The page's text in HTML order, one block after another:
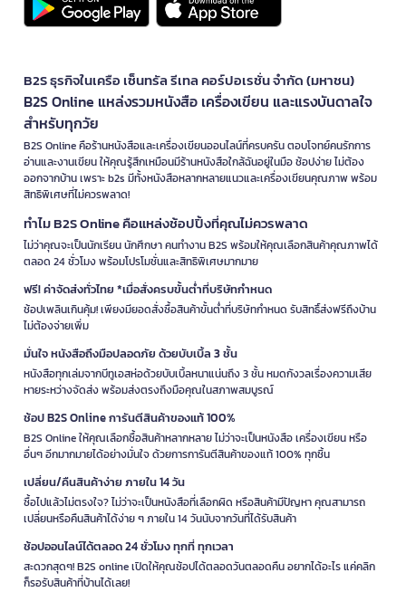
B2S ธุรกิจในเครือ เซ็นทรัล รีเทล คอร์ปอเรชั่น จำกัด (มหาชน)
B2S Online แหล่งรวมหนังสือ เครื่องเขียน และแรงบันดาลใจ
สำหรับทุกวัย
B2S Online คือร้านหนังสือและเครื่องเขียนออนไลน์ที่ครบครัน ตอบโจทย์คนรักการ
อ่านและงานเขียน ให้คุณรู้สึกเหมือนมีร้านหนังสือใกล้ฉันอยู่ในมือ ช้อปง่าย ไม่ต้อง
ออกจากบ้าน เพราะ b2s มีทั้งหนังสือหลากหลายแนวและเครื่องเขียนคุณภาพ พร้อม
สิทธิพิเศษที่ไม่ควรพลาด!
ทำไม B2S Online คือแหล่งช้อปปิ้งที่คุณไม่ควรพลาด
ไม่ว่าคุณจะเป็นนักเรียน นักศึกษา คนทำงาน B2S พร้อมให้คุณเลือกสินค้าคุณภาพได้
ตลอด 24 ชั่วโมง พร้อมโปรโมชั่นและสิทธิพิเศษมากมาย
ฟรี! ค่าจัดส่งทั่วไทย *เมื่อสั่งครบขั้นต่ำที่บริษัทกำหนด
ช้อปเพลินเกินคุ้ม! เพียงมียอดสั่งซื้อสินค้าขั้นต่ำที่บริษัทกำหนด รับสิทธิ์ส่งฟรีถึงบ้าน
ไม่ต้องจ่ายเพิ่ม
มั่นใจ หนังสือถึงมือปลอดภัย ด้วยบับเบิ้ล 3 ชั้น
หนังสือทุกเล่มจากบีทูเอสห่อด้วยบับเบิ้ลหนาแน่นถึง 3 ชั้น หมดกังวลเรื่องความเสีย
หายระหว่างจัดส่ง พร้อมส่งตรงถึงมือคุณในสภาพสมบูรณ์
ช้อป B2S Online การันตีสินค้าของแท้ 100%
B2S Online ให้คุณเลือกซื้อสินค้าหลากหลาย ไม่ว่าจะเป็นหนังสือ เครื่องเขียน หรือ
อื่นๆ อีกมากมายได้อย่างมั่นใจ ด้วยการการันตีสินค้าของแท้ 100% ทุกชิ้น
เปลี่ยน/คืนสินค้าง่าย ภายใน 14 วัน
ซื้อไปแล้วไม่ตรงใจ? ไม่ว่าจะเป็นหนังสือที่เลือกผิด หรือสินค้ามีปัญหา คุณสามารถ
เปลี่ยนหรือคืนสินค้าได้ง่าย ๆ ภายใน 14 วันนับจากวันที่ได้รับสินค้า
ช้อปออนไลน์ได้ตลอด 24 ชั่วโมง ทุกที่ ทุกเวลา
สะดวกสุดๆ! B2S online เปิดให้คุณช้อปได้ตลอดวันตลอดคืน อยากได้อะไร แค่คลิก
ก็รอรับสินค้าที่บ้านได้เลย!